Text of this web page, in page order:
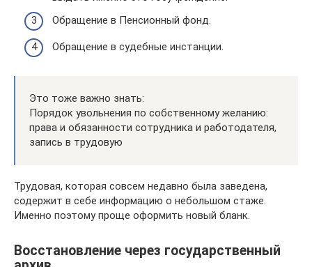
Обращение в Пенсионный фонд.
Обращение в судебные инстанции.
Это тоже важно знать:
Порядок увольнения по собственному желанию:
права и обязанности сотрудника и работодателя,
запись в трудовую
Трудовая, которая совсем недавно была заведена,
содержит в себе информацию о небольшом стаже.
Именно поэтому проще оформить новый бланк.
Восстановление через государственный